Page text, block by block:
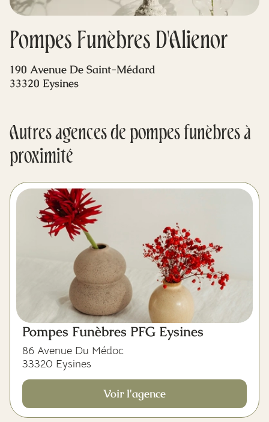
Blog
Pompes Funèbres D'Alienor
190 Avenue De Saint-Médard
33320 Eysines
Autres agences de pompes funèbres à
proximité
Pompes Funèbres PFG Eysines
86 Avenue Du Médoc
33320 Eysines
Voir l'agence